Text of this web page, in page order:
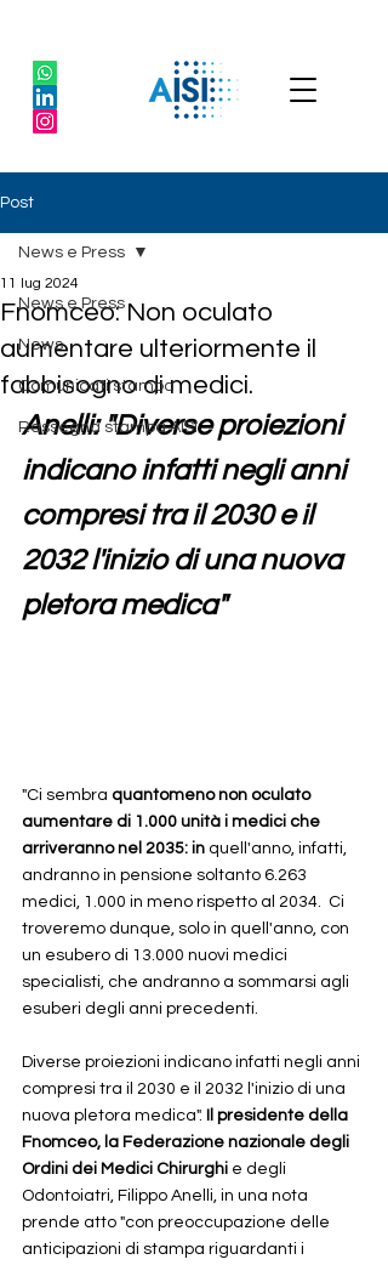
Post
News e Press
News
Comunicati stampa
Rassegna stampa AISI
News e Press
Fnomceo: Non oculato
aumentare ulteriormente il
fabbisogno di medici.
11 lug 2024
Anelli: "Diverse proiezioni
indicano infatti negli anni
compresi tra il 2030 e il
2032 l'inizio di una nuova
pletora medica"
"Ci sembra quantomeno non oculato
aumentare di 1.000 unità i medici che
arriveranno nel 2035: in quell'anno, infatti,
andranno in pensione soltanto 6.263
medici, 1.000 in meno rispetto al 2034.  Ci
troveremo dunque, solo in quell'anno, con
un esubero di 13.000 nuovi medici
specialisti, che andranno a sommarsi agli
esuberi degli anni precedenti.
Diverse proiezioni indicano infatti negli anni
compresi tra il 2030 e il 2032 l'inizio di una
nuova pletora medica". Il presidente della
Fnomceo, la Federazione nazionale degli
Ordini dei Medici Chirurghi e degli
Odontoiatri, Filippo Anelli, in una nota
prende atto "con preoccupazione delle
anticipazioni di stampa riguardanti i